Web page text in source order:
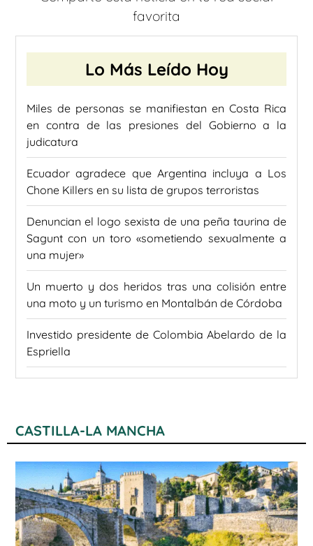
favorita
Lo Más Leído Hoy
Miles de personas se manifiestan en Costa Rica
en contra de las presiones del Gobierno a la
judicatura
Ecuador agradece que Argentina incluya a Los
Chone Killers en su lista de grupos terroristas
Denuncian el logo sexista de una peña taurina de
Sagunt con un toro «sometiendo sexualmente a
una mujer»
Un muerto y dos heridos tras una colisión entre
una moto y un turismo en Montalbán de Córdoba
Investido presidente de Colombia Abelardo de la
Espriella
CASTILLA-LA MANCHA